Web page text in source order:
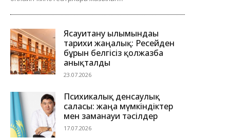
Ясауитану ғылымындағы
тарихи жаңалық: Ресейден
бұрын белгісіз қолжазба
анықталды
23.07.2026
Психикалық денсаулық
саласы: жаңа мүмкіндіктер
мен заманауи тәсілдер
17.07.2026